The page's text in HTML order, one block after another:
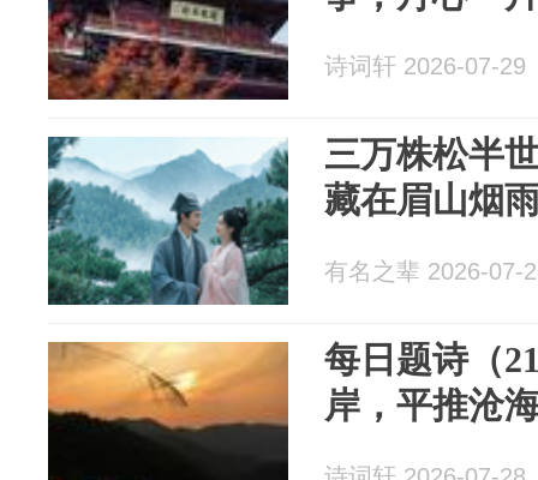
诗词轩 2026-07-29
三万株松半
藏在眉山烟
有名之辈 2026-07-
每日题诗（
岸，平推沧